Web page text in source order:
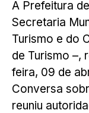
A Prefeitura
Secretaria
Turismo e do
de Turismo –,
feira, 09 de
Conversa
reuniu